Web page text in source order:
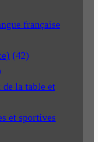
française
(42)
la table et
et sportives